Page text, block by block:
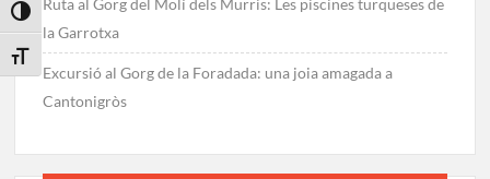
Toggle High Contrast
Toggle Font size
Ruta al Gorg del Molí dels Murris: Les piscines turqueses de
la Garrotxa
Excursió al Gorg de la Foradada: una joia amagada a
Cantonigròs